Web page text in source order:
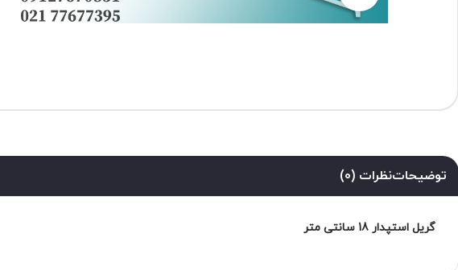
توضیحاتنظرات (0)
گریل استپدار 18 سانتی متر